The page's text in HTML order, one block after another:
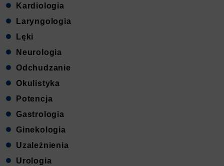
Kardiologia
Laryngologia
Lęki
Neurologia
Odchudzanie
Okulistyka
Potencja
Gastrologia
Ginekologia
Uzależnienia
Urologia